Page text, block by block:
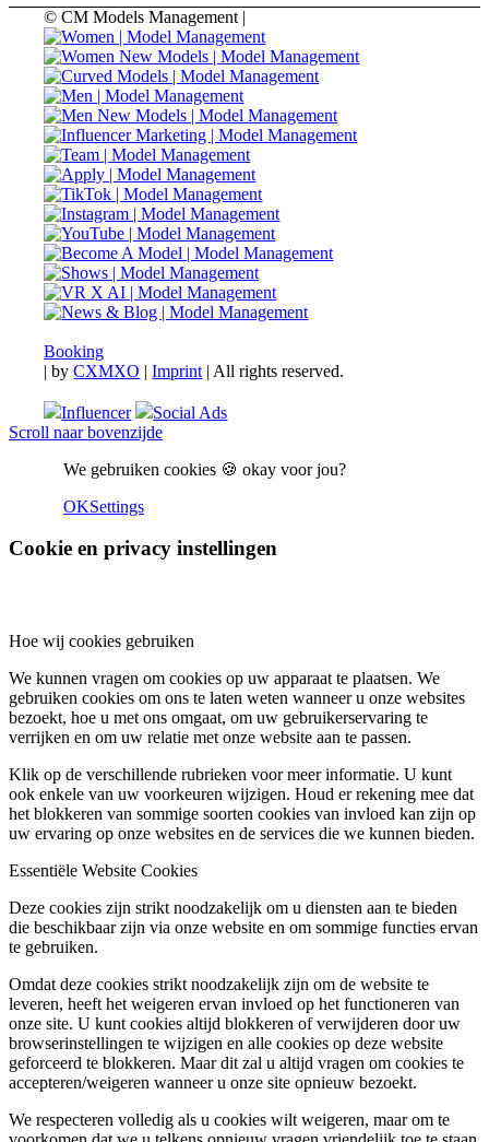
© CM Models Management |
Booking
|byCXMXO |Imprint | All rights reserved.
Influencer
Social Ads
Scroll naar bovenzijde
We gebruiken cookies 🍪 okay voor jou?
OKSettings
Cookie en privacy instellingen
Hoe wij cookies gebruiken
We kunnen vragen om cookies op uw apparaat te plaatsen. We
gebruiken cookies om ons te laten weten wanneer u onze websites
bezoekt, hoe u met ons omgaat, om uw gebruikerservaring te
verrijken en om uw relatie met onze website aan te passen.
Klik op de verschillende rubrieken voor meer informatie. U kunt
ook enkele van uw voorkeuren wijzigen. Houd er rekening mee dat
het blokkeren van sommige soorten cookies van invloed kan zijn op
uw ervaring op onze websites en de services die we kunnen bieden.
Essentiële Website Cookies
Deze cookies zijn strikt noodzakelijk om u diensten aan te bieden
die beschikbaar zijn via onze website en om sommige functies ervan
te gebruiken.
Omdat deze cookies strikt noodzakelijk zijn om de website te
leveren, heeft het weigeren ervan invloed op het functioneren van
onze site. U kunt cookies altijd blokkeren of verwijderen door uw
browserinstellingen te wijzigen en alle cookies op deze website
geforceerd te blokkeren. Maar dit zal u altijd vragen om cookies te
accepteren/weigeren wanneer u onze site opnieuw bezoekt.
We respecteren volledig als u cookies wilt weigeren, maar om te